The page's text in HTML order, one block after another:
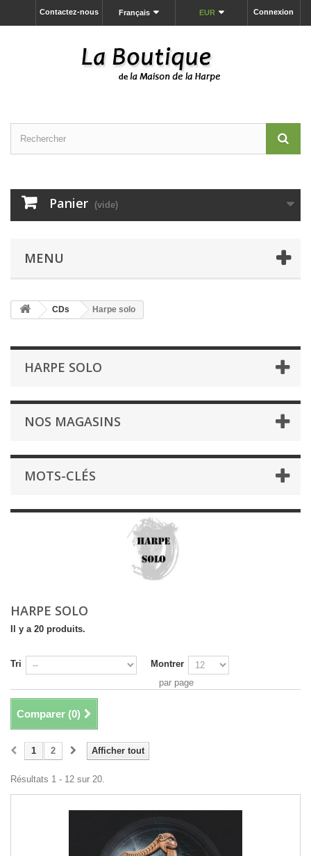
Connexion
EUR
Français
Contactez-nous
Panier (vide)
MENU
CDs Harpe solo
HARPE SOLO
NOS MAGASINS
MOTS-CLÉS
HARPE SOLO
Il y a 20 produits.
Tri
Montrer
par page
Comparer (0)
Afficher tout
1 2
Résultats 1 - 12 sur 20.